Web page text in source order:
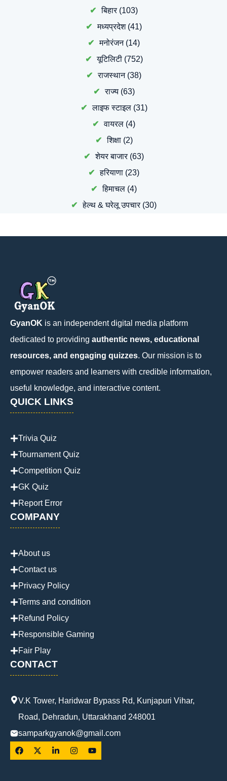
बिहार(103)
मध्यप्रदेश(41)
मनोरंजन(14)
यूटिलिटी(752)
राजस्थान(38)
राज्य(63)
लाइफ स्टाइल(31)
वायरल (4)
शिक्षा(2)
शेयर बाजार(63)
हरियाणा (23)
हिमाचल (4)
हेल्थ & घरेलू उपचार(30)
GyanOK is an independent digital media platform
dedicated to providing authentic news, educational
resources, and engaging quizzes. Our mission is to
empower readers and learners with credible information,
useful knowledge, and interactive content.
QUICK LINKS
Trivia Quiz
Tournament Quiz
Competition Quiz
GK Quiz
Report Error
COMPANY
About us
Contact us
Privacy Policy
Terms and condition
Refund Policy
Responsible Gaming
Fair Play
CONTACT
V.K Tower, Haridwar Bypass Rd, Kunjapuri Vihar,
Road, Dehradun, Uttarakhand 248001
samparkgyanok@gmail.com